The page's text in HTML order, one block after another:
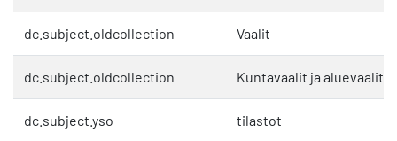
dc.subject.oldcollection Vaalit
dc.subject.oldcollection Kuntavaalit ja aluevaalit
dc.subject.yso tilastot